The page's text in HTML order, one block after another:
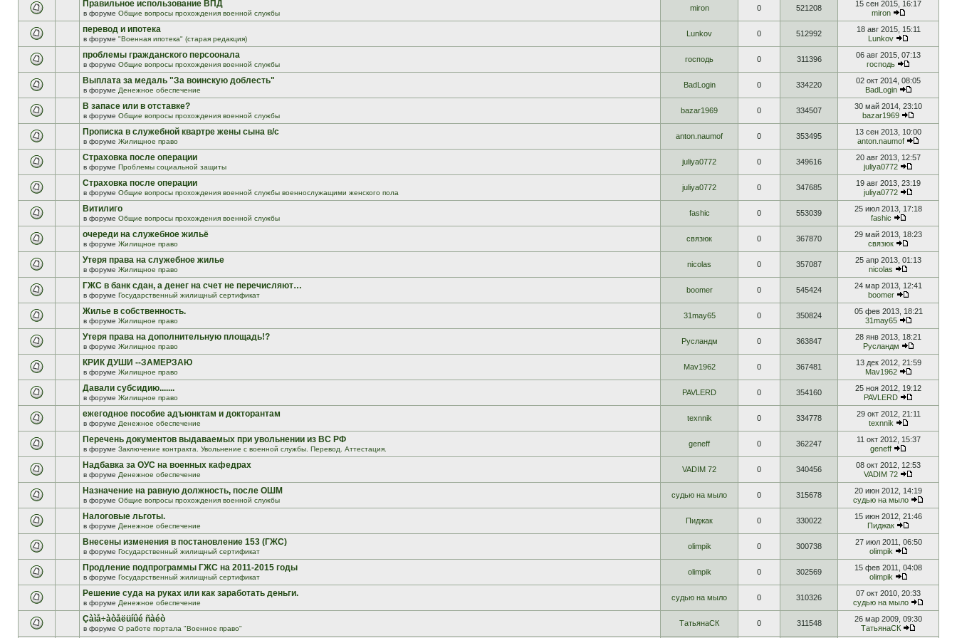
Правильное использование ВПД
в форуме Общие вопросы прохождения военной службы
miron 0 521208
15 сен 2015, 16:17
miron
перевод и ипотека
в форуме "Военная ипотека" (старая редакция)
Lunkov 0 512992
18 авг 2015, 15:11
Lunkov
проблемы гражданского персоонала
в форуме Общие вопросы прохождения военной службы
господь 0 311396
06 авг 2015, 07:13
господь
Выплата за медаль "За воинскую доблесть"
в форуме Денежное обеспечение
BadLogin 0 334220
02 окт 2014, 08:05
BadLogin
В запасе или в отставке?
в форуме Общие вопросы прохождения военной службы
bazar1969 0 334507
30 май 2014, 23:10
bazar1969
Прописка в служебной квартре жены сына в/с
в форуме Жилищное право
anton.naumof 0 353495
13 сен 2013, 10:00
anton.naumof
Страховка после операции
в форуме Проблемы социальной защиты
juliya0772 0 349616
20 авг 2013, 12:57
juliya0772
Страховка после операции
в форуме Общие вопросы прохождения военной службы военнослужащими женского пола
juliya0772 0 347685
19 авг 2013, 23:19
juliya0772
Витилиго
в форуме Общие вопросы прохождения военной службы
fashic 0 553039
25 июл 2013, 17:18
fashic
очереди на служебное жильё
в форуме Жилищное право
связюк 0 367870
29 май 2013, 18:23
связюк
Утеря права на служебное жилье
в форуме Жилищное право
nicolas 0 357087
25 апр 2013, 01:13
nicolas
ГЖС в банк сдан, а денег на счет не перечисляют…
в форуме Государственный жилищный сертификат
boomer 0 545424
24 мар 2013, 12:41
boomer
Жилье в собственность.
в форуме Жилищное право
31may65 0 350824
05 фев 2013, 18:21
31may65
Утеря права на дополнительную площадь!?
в форуме Жилищное право
Русландм 0 363847
28 янв 2013, 18:21
Русландм
КРИК ДУШИ --ЗАМЕРЗАЮ
в форуме Жилищное право
Mav1962 0 367481
13 дек 2012, 21:59
Mav1962
Давали субсидию.......
в форуме Жилищное право
PAVLERD 0 354160
25 ноя 2012, 19:12
PAVLERD
ежегодное пособие адъюнктам и докторантам
в форуме Денежное обеспечение
texnnik 0 334778
29 окт 2012, 21:11
texnnik
Перечень документов выдаваемых при увольнении из ВС РФ
в форуме Заключение контракта. Увольнение с военной службы. Перевод. Аттестация.
geneff 0 362247
11 окт 2012, 15:37
geneff
Надбавка за ОУС на военных кафедрах
в форуме Денежное обеспечение
VADIM 72 0 340456
08 окт 2012, 12:53
VADIM 72
Назначение на равную должность, после ОШМ
в форуме Общие вопросы прохождения военной службы
судью на мыло 0 315678
20 июн 2012, 14:19
судью на мыло
Налоговые льготы.
в форуме Денежное обеспечение
Пиджак 0 330022
15 июн 2012, 21:46
Пиджак
Внесены изменения в постановление 153 (ГЖС)
в форуме Государственный жилищный сертификат
olimpik 0 300738
27 июл 2011, 06:50
olimpik
Продление подпрограммы ГЖС на 2011-2015 годы
в форуме Государственный жилищный сертификат
olimpik 0 302569
15 фев 2011, 04:08
olimpik
Решение суда на руках или как заработать деньги.
в форуме Денежное обеспечение
судью на мыло 0 310326
07 окт 2010, 20:33
судью на мыло
Çàìå÷àòåëüíûé ñàéò
в форуме О работе портала "Военное право"
ТатьянаСК 0 311548
26 мар 2009, 09:30
ТатьянаСК